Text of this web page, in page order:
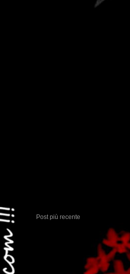
Post più recente